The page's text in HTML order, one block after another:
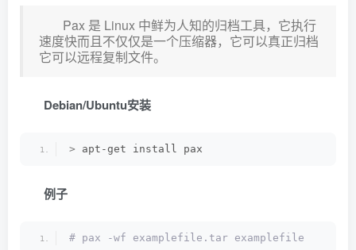
Pax 是 Linux 中鲜为人知的归档工具，它执行
速度快而且不仅仅是一个压缩器，它可以真正归档
它可以远程复制文件。
Debian/Ubuntu安装
> apt-get install pax
例子
# pax -wf examplefile.tar examplefile